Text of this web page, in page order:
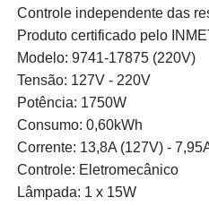
Controle independente das
Produto certificado pelo
Modelo: 9741-17875 (220V)
Tensão: 127V - 220V
Potência: 1750W
Consumo: 0,60kWh
Corrente: 13,8A (127V) -
Controle: Eletromecânico
Lâmpada: 1 x 15W